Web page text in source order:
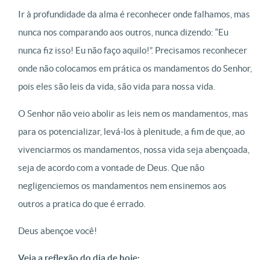
Ir à profundidade da alma é reconhecer onde falhamos, mas
nunca nos comparando aos outros, nunca dizendo: “Eu
nunca fiz isso! Eu não faço aquilo!”. Precisamos reconhecer
onde não colocamos em prática os mandamentos do Senhor,
pois eles são leis da vida, são vida para nossa vida.
O Senhor não veio abolir as leis nem os mandamentos, mas
para os potencializar, levá-los à plenitude, a fim de que, ao
vivenciarmos os mandamentos, nossa vida seja abençoada,
seja de acordo com a vontade de Deus. Que não
negligenciemos os mandamentos nem ensinemos aos
outros a pratica do que é errado.
Deus abençoe você!
Veja a reflexão do dia de hoje: